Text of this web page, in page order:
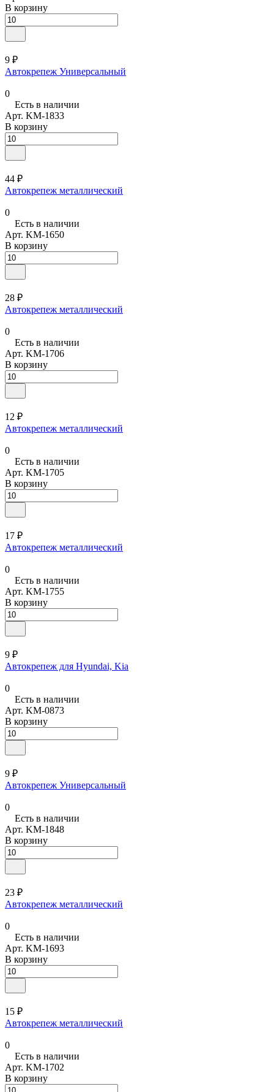
В корзину
9 ₽
Автокрепеж Универсальный
0
Есть в наличии
Арт. KM-1833
В корзину
44 ₽
Автокрепеж металлический
0
Есть в наличии
Арт. KM-1650
В корзину
28 ₽
Автокрепеж металлический
0
Есть в наличии
Арт. KM-1706
В корзину
12 ₽
Автокрепеж металлический
0
Есть в наличии
Арт. KM-1705
В корзину
17 ₽
Автокрепеж металлический
0
Есть в наличии
Арт. KM-1755
В корзину
9 ₽
Автокрепеж для Hyundai, Kia
0
Есть в наличии
Арт. KM-0873
В корзину
9 ₽
Автокрепеж Универсальный
0
Есть в наличии
Арт. KM-1848
В корзину
23 ₽
Автокрепеж металлический
0
Есть в наличии
Арт. KM-1693
В корзину
15 ₽
Автокрепеж металлический
0
Есть в наличии
Арт. KM-1702
В корзину